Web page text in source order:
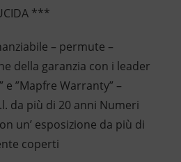
***
– permute –
della garanzia con i leader
e ”Mapfre Warranty” –
da più di 20 anni Numeri
un’ esposizione da più di
coperti